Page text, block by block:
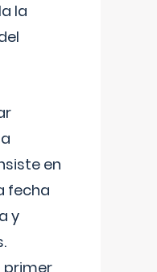
la
en
fecha
y
primer